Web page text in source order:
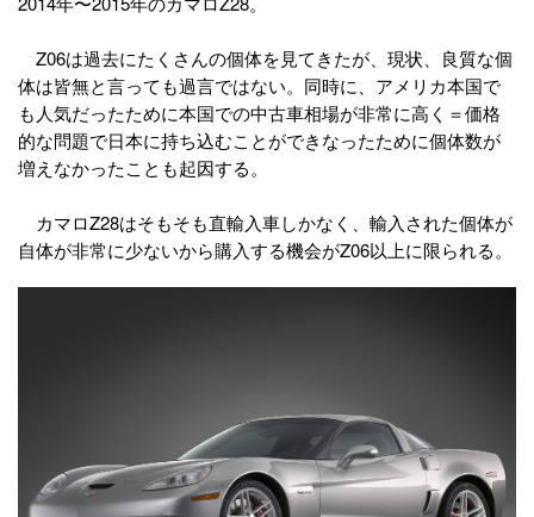
Z06は過去にたくさんの個体を見てきたが、現状、良質な個
体は皆無と言っても過言ではない。同時に、アメリカ本国で
も人気だったために本国での中古車相場が非常に高く＝価格
的な問題で日本に持ち込むことができなったために個体数が
増えなかったことも起因する。
カマロZ28はそもそも直輸入車しかなく、輸入された個体が
自体が非常に少ないから購入する機会がZ06以上に限られる。